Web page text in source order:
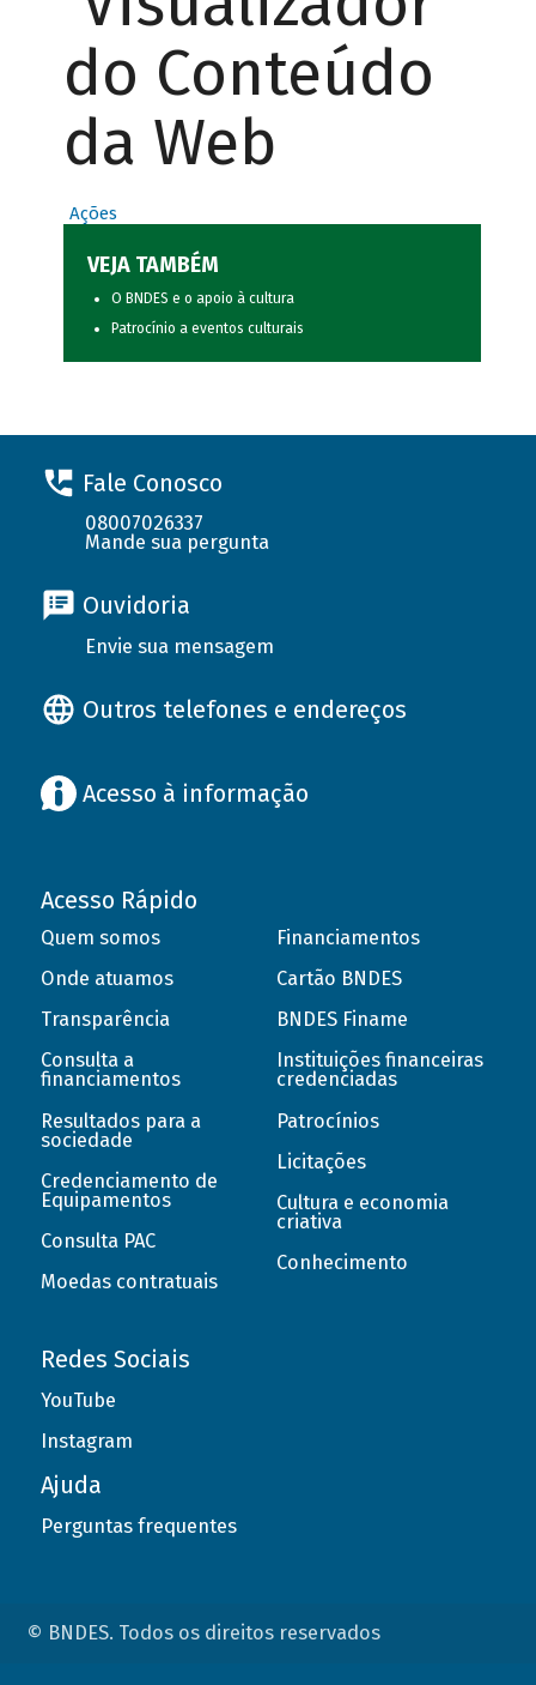
do Conteúdo
da Web
Ações
VEJA TAMBÉM
O BNDES e o apoio à cultura
Patrocínio a eventos culturais
Fale Conosco
08007026337
Mande sua pergunta
Ouvidoria
Envie sua mensagem
Outros telefones e endereços
Acesso à informação
Acesso Rápido
Quem somos
Onde atuamos
Transparência
Consulta a
financiamentos
Resultados para a
sociedade
Credenciamento de
Equipamentos
Consulta PAC
Moedas contratuais
Financiamentos
Cartão BNDES
BNDES Finame
Instituições financeiras
credenciadas
Patrocínios
Licitações
Cultura e economia
criativa
Conhecimento
Redes Sociais
YouTube
Instagram
Ajuda
Perguntas frequentes
© BNDES. Todos os direitos reservados